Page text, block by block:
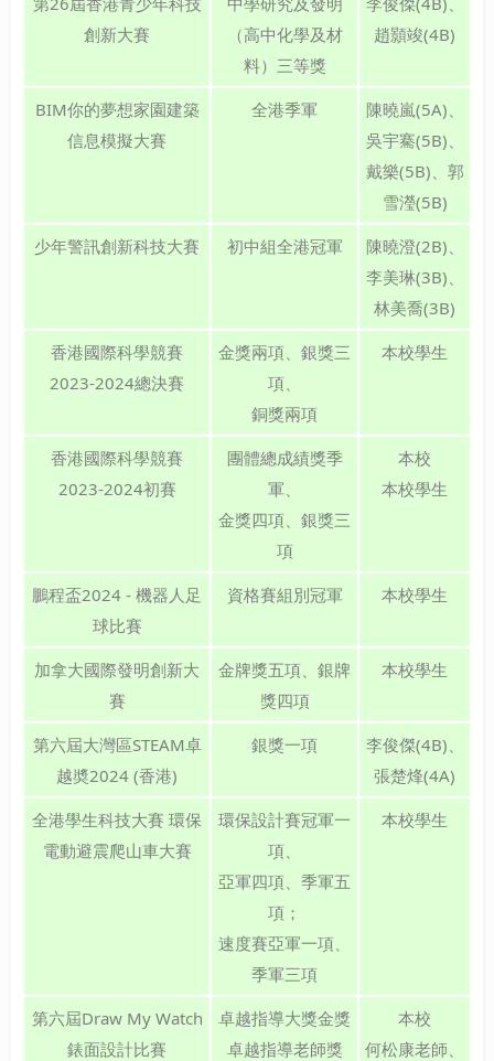
創新大賽
（高中化學及材
料）三等獎
趙顥竣(4B)
BIM你的夢想家園建築
信息模擬大賽
全港季軍
陳曉嵐(5A)、
吳宇騫(5B)、
戴樂(5B)、郭
雪瀅(5B)
少年警訊創新科技大賽
初中組全港冠軍
陳曉澄(2B)、
李美琳(3B)、
林美喬(3B)
香港國際科學競賽
2023-2024總決賽
金獎兩項、銀獎三
項、
銅獎兩項
本校學生
香港國際科學競賽
2023-2024初賽
團體總成績獎季
軍、
金獎四項、銀獎三
項
本校
本校學生
鵬程盃2024 - 機器人足
球比賽
資格賽組別冠軍 本校學生
加拿大國際發明創新大
賽
金牌獎五項、銀牌
獎四項
本校學生
第六屆大灣區STEAM卓
越奬2024 (香港)
銀獎一項
李俊傑(4B)、
張楚烽(4A)
全港學生科技大賽 環保
電動避震爬山車大賽
環保設計賽冠軍一
項、
亞軍四項、季軍五
項；
速度賽亞軍一項、
季軍三項
本校學生
第六屆Draw My Watch
錶面設計比賽
卓越指導大獎金獎
卓越指導老師獎
本校
何松康老師、